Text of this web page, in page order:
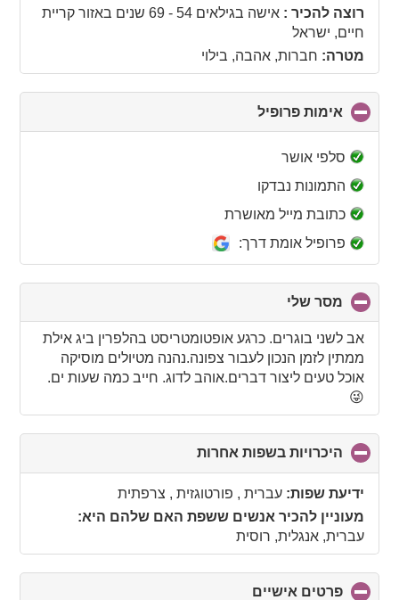
collapse
contents
רוצה להכיר :אישה בגילאים 54 - 69 שנים באזור קריית
חיים, ישראל
מטרה: חברות, אהבה, בילוי
אימות פרופיל
to
סלפי אושר
התמונות נבדקו
כתובת מייל מאושרת
פרופיל אומת דרך:
מסר שלי
to
collapse
contents
אב לשני בוגרים. כרגע אופטומטריסט בהלפרין ביג אילת
ממתין לזמן הנכון לעבור צפונה.נהנה מטיולים מוסיקה
אוכל טעים ליצור דברים.אוהב לדוג. חייב כמה שעות ים.
😜
היכרויות בשפות אחרות
to
collapse
ידיעת שפות: עברית , פורטוגזית , צרפתית
מעוניין להכיר אנשים ששפת האם שלהם היא:
עברית, אנגלית, רוסית
פרטים אישיים